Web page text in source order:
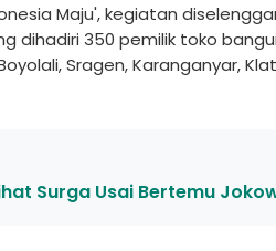
Maju', kegiatan
dihadiri 350 pemilik toko
Sragen, Karanganyar,
Surga Usai Bertemu